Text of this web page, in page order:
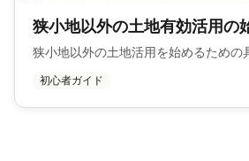
狭小地以外の土地有効活用の
狭小地以外の土地活用を始めるための
初心者ガイド